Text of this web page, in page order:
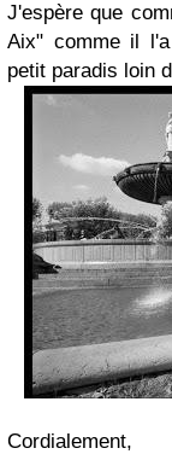
J'espère que
Aix" comme il
petit paradis loin
Cordialement,